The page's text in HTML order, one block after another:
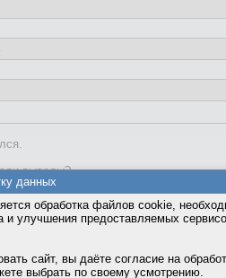
выводы?
не хочу отвечать.
данных
обработка файлов cookie,
и улучшения предоставляемых
сайт, вы даёте согласие на
выбрать по своему усмотрению.